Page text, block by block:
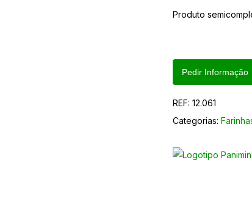
Produto
Pedir Informação
REF:12.061
Categorias: